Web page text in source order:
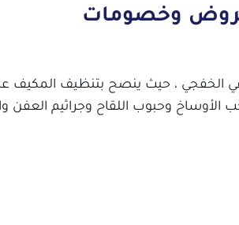
الخفجي ، حيث ينصح بتنظيف المكيف
وحبوب اللقاح وجراثيم العفن